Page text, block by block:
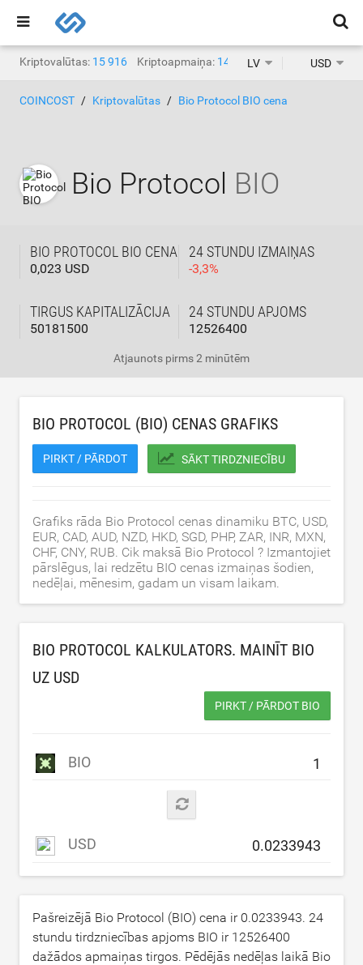
Kriptovalūtas: 15 916 Kriptoapmaiņa: 1468 LV USD
COINCOST Kriptovalūtas Bio Protocol BIO cena
Bio Protocol BIO
BIO PROTOCOL BIO CENA
0,023 USD
24 STUNDU IZMAIŅAS
-3,3%
TIRGUS KAPITALIZĀCIJA
50181500
24 STUNDU APJOMS
12526400
Atjaunots pirms 2 minūtēm
BIO PROTOCOL (BIO) CENAS GRAFIKS
PIRKT / PĀRDOT SĀKT TIRDZNIECĪBU
Grafiks rāda Bio Protocol cenas dinamiku BTC, USD,
EUR, CAD, AUD, NZD, HKD, SGD, PHP, ZAR, INR, MXN,
CHF, CNY, RUB. Cik maksā Bio Protocol ? Izmantojiet
pārslēgus, lai redzētu BIO cenas izmaiņas šodien,
nedēļai, mēnesim, gadam un visam laikam.
BIO PROTOCOL KALKULATORS. MAINĪT BIO
UZ USD
PIRKT / PĀRDOT BIO
BIO
USD
Pašreizējā Bio Protocol (BIO) cena ir 0.0233943. 24
stundu tirdzniecības apjoms BIO ir 12526400
dažādos apmaiņas tirgos. Pēdējās nedēļas laikā Bio